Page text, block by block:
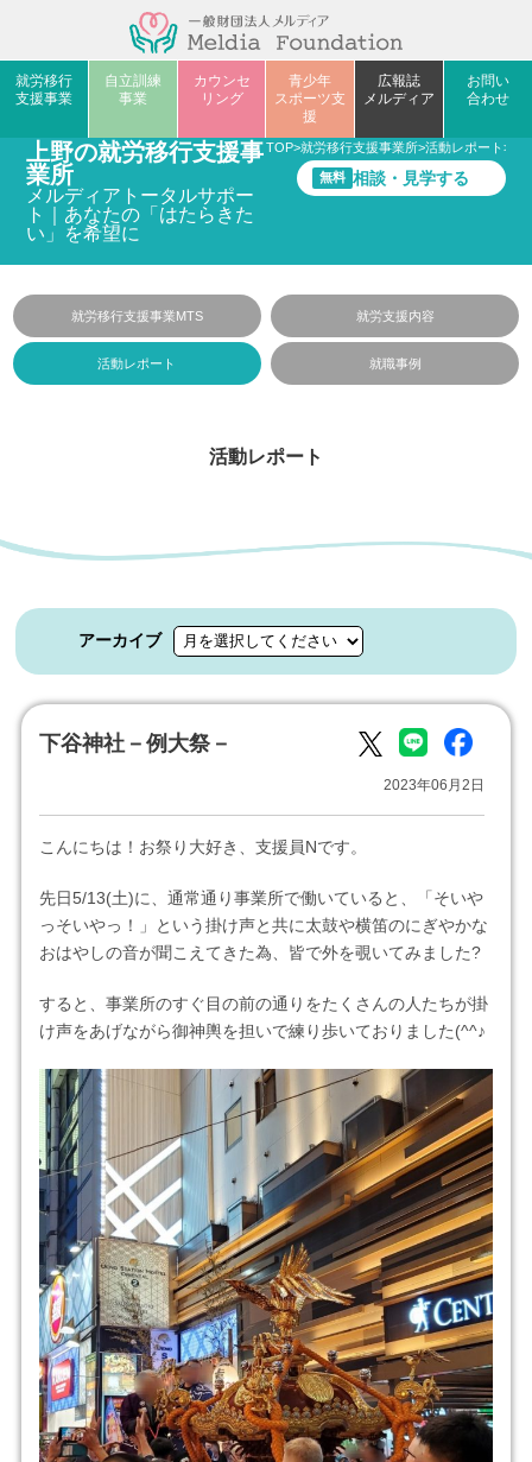
就労移行
支援事業
自立訓練
事業
カウンセ
リング
青少年
スポーツ支
援
広報誌
メルディア
お問い
合わせ
上野の就労移行支援事
業所
メルディアトータルサポー
ト｜あなたの「はたらきた
い」を希望に
TOP>就労移行支援事業所>活動レポート>
無料 相談・見学する
就労移行支援事業MTS 就労支援内容
活動レポート 就職事例
活動レポート
アーカイブ
下谷神社－例大祭－
2023年06月2日
こんにちは！お祭り大好き、支援員Nです。
先日5/13(土)に、通常通り事業所で働いていると、「そいや
っそいやっ！」という掛け声と共に太鼓や横笛のにぎやかな
おはやしの音が聞こえてきた為、皆で外を覗いてみました?
すると、事業所のすぐ目の前の通りをたくさんの人たちが掛
け声をあげながら御神輿を担いで練り歩いておりました(^^♪